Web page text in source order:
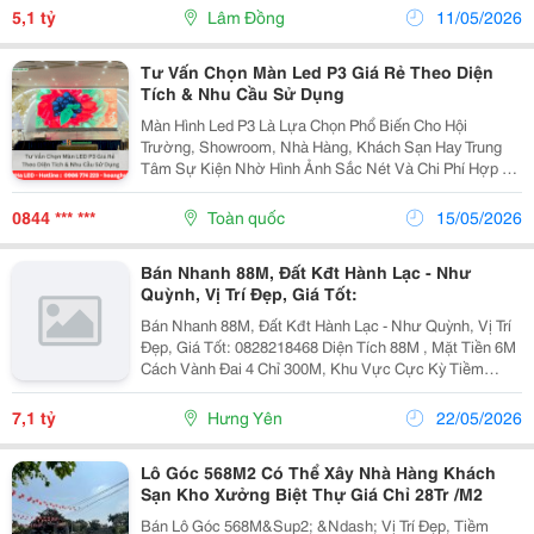
Kinh Doanh Nhà Hàng, Khách Sạn... Pháp Lý Đầy...
5,1 tỷ Lâm Đồng 11/05/2026
Tư Vấn Chọn Màn Led P3 Giá Rẻ Theo Diện
Tích & Nhu Cầu Sử Dụng
Màn Hình Led P3 Là Lựa Chọn Phổ Biến Cho Hội
Trường, Showroom, Nhà Hàng, Khách Sạn Hay Trung
Tâm Sự Kiện Nhờ Hình Ảnh Sắc Nét Và Chi Phí Hợp Lý.
Với Khoảng Cách Điểm Ảnh 3Mm, Dòng Led Này Cho
Chất Lượng Hiển Thị Mượt, Rõ Ở Tầm Nhìn Gần, Phù
Hợp Cả...
0844 *** *** Toàn quốc 15/05/2026
Bán Nhanh 88M, Đất Kđt Hành Lạc - Như
Quỳnh, Vị Trí Đẹp, Giá Tốt:
Bán Nhanh 88M, Đất Kđt Hành Lạc - Như Quỳnh, Vị Trí
Đẹp, Giá Tốt: 0828218468 Diện Tích 88M , Mặt Tiền 6M
Cách Vành Đai 4 Chỉ 300M, Khu Vực Cực Kỳ Tiềm
Năng Vị Trí Trung Tâm Của Huyện Ủy,Tiện Ích Sung
Quanh Khỏi Phải Bàn Đến,Nhà Hàng,Khách Sạn...
7,1 tỷ Hưng Yên 22/05/2026
Lô Góc 568M2 Có Thể Xây Nhà Hàng Khách
Sạn Kho Xưởng Biệt Thự Giá Chỉ 28Tr /M2
Bán Lô Góc 568M&Sup2; &Ndash; Vị Trí Đẹp, Tiềm